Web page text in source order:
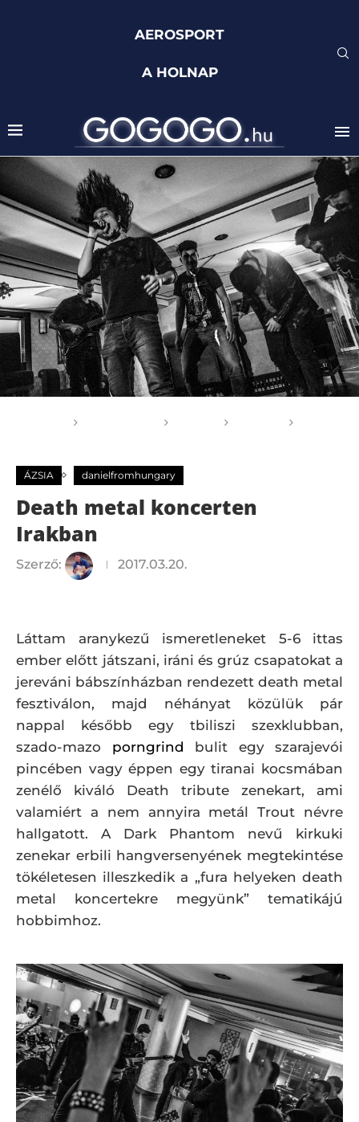
AEROSPORT
A HOLNAP
ÁZSIA danielfromhungary
Death metal koncerten
Irakban
Szerző: 2017.03.20.
Láttam aranykezű ismeretleneket 5-6 ittas
ember előtt játszani, iráni és grúz csapatokat a
jereváni bábszínházban rendezett death metal
fesztiválon, majd néhányat közülük pár
nappal később egy tbiliszi szexklubban,
szado-mazo porngrind bulit egy szarajevói
pincében vagy éppen egy tiranai kocsmában
zenélő kiváló Death tribute zenekart, ami
valamiért a nem annyira metál Trout névre
hallgatott. A Dark Phantom nevű kirkuki
zenekar erbili hangversenyének megtekintése
tökéletesen illeszkedik a „fura helyeken death
metal koncertekre megyünk” tematikájú
hobbimhoz.